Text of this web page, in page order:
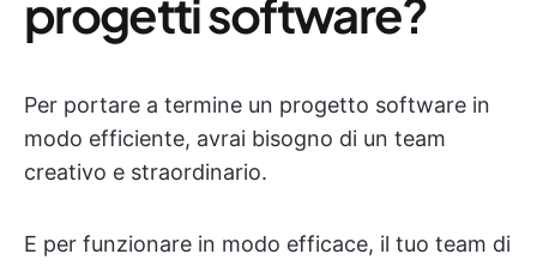
progetti software?
Per portare a termine un progetto software in
modo efficiente, avrai bisogno di un team
creativo e straordinario.
E per funzionare in modo efficace, il tuo team di